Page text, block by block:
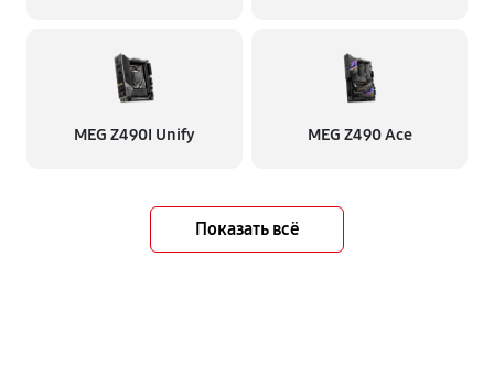
MEG Z490I Unify MEG Z490 Ace
Показать всё